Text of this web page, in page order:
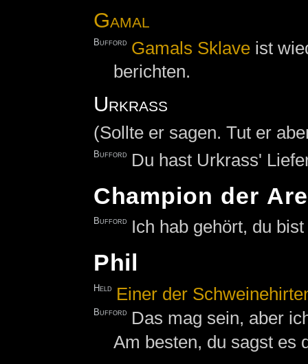
Gamal
Bufford Gamals Sklave ist
berichten.
Urkrass
(Sollte er sagen. Tut er
Bufford Du hast Urkrass'
Champion der
Bufford Ich hab gehört, du
Phil
Held Einer der
Bufford
Das mag sein, aber
Am besten, du sagst es